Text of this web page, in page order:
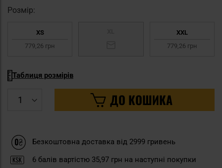
Pозмір:
XS
779,26 грн
XXL
779,26 грн
Таблиця розмірів
ДО КОШИКА
Безкоштовна доставка від 2999 гривень
6 балів вартістю 35,97 грн на наступні покупки